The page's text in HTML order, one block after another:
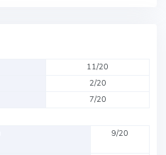
11/20
2/20
7/20
9/20